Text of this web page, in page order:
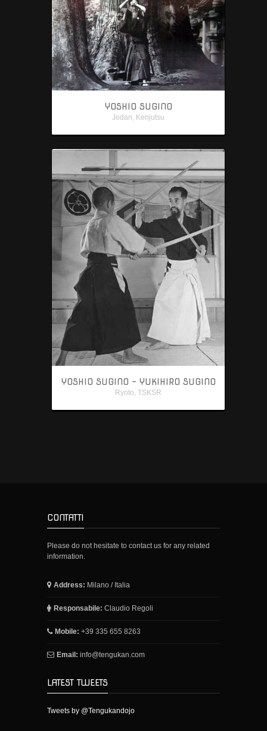
YOSHIO SUGINO
Jodan Kenjutsu
YOSHIO SUGINO - YUKIHIRO SUGINO
Ryoto, TSKSR
CONTATTI
Please do not hesitate to contact us for any related
information.
Address: Milano / Italia
Responsabile: Claudio Regoli
Mobile: +39 335 655 8263
Email: info@tengukan.com
LATEST TWEETS
Tweets by @Tengukandojo